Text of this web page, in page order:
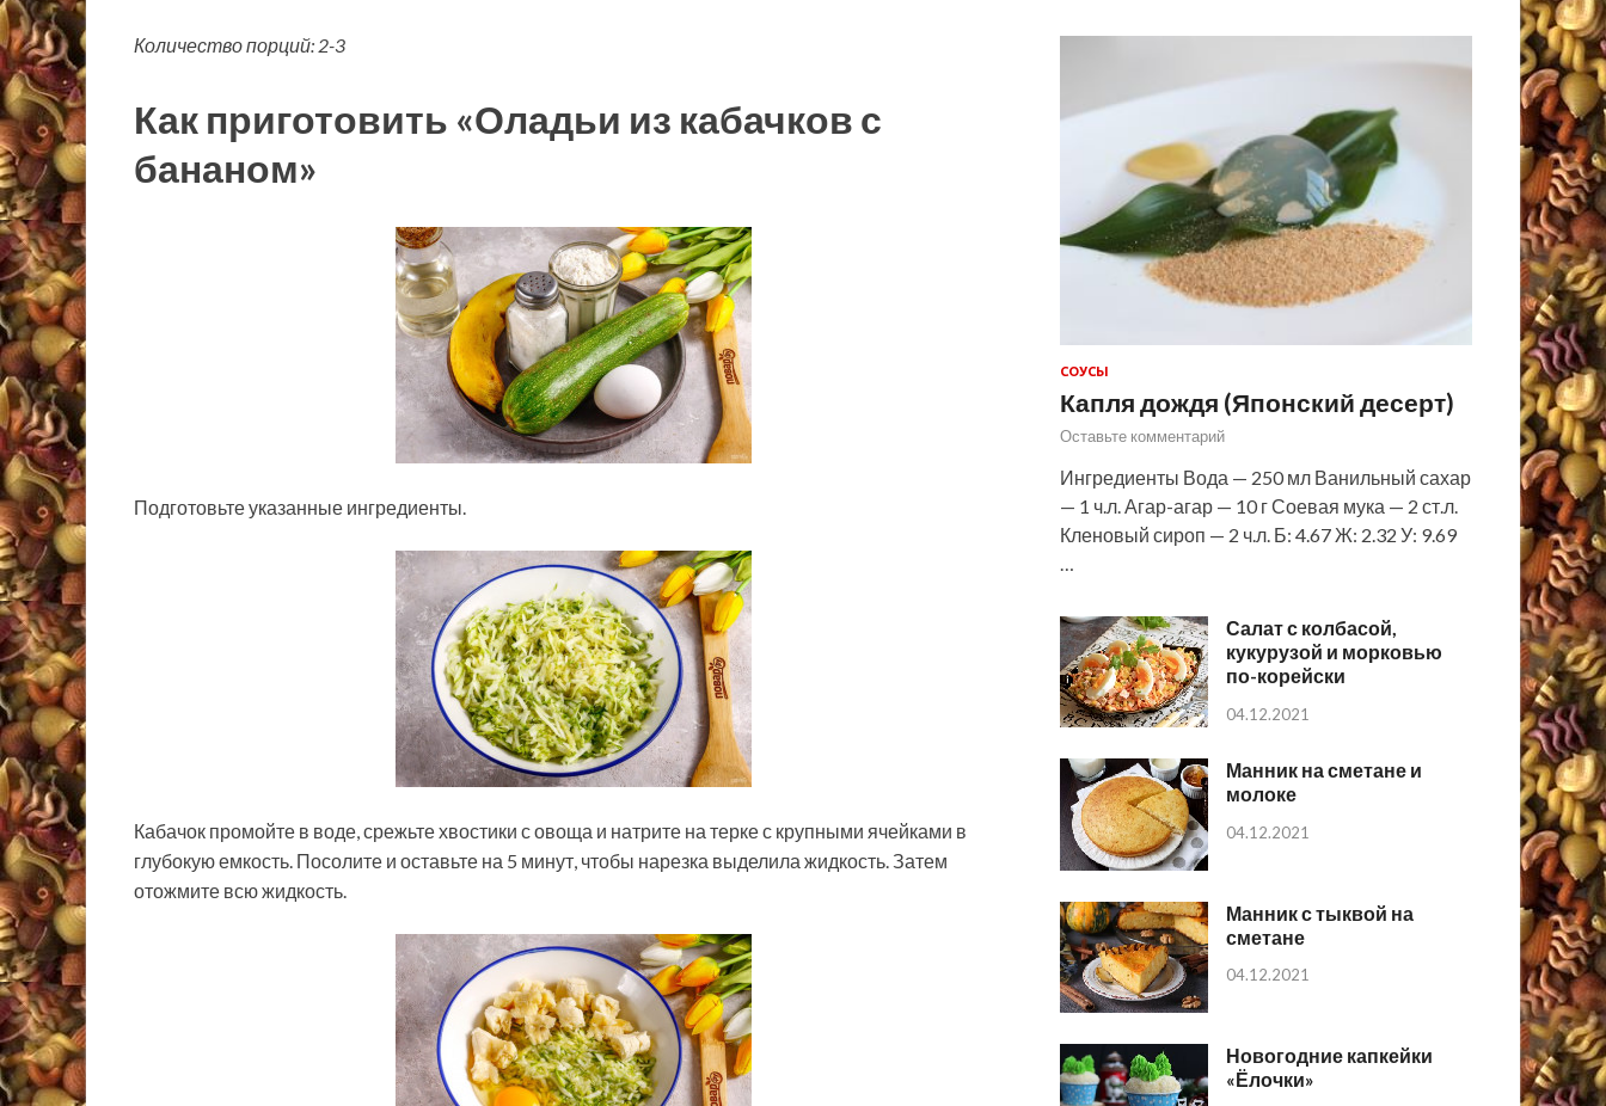
Количество порций: 2-3
Как приготовить «Оладьи из кабачков с
бананом»
Подготовьте указанные ингредиенты.
Кабачок промойте в воде, срежьте хвостики с овоща и натрите на терке с крупными ячейками в
глубокую емкость. Посолите и оставьте на 5 минут, чтобы нарезка выделила жидкость. Затем
отожмите всю жидкость.
СОУСЫ
Капля дождя (Японский десерт)
Оставьте комментарий
Ингредиенты Вода — 250 мл Ванильный сахар
— 1 ч.л. Агар-агар — 10 г Соевая мука — 2 ст.л.
Кленовый сироп — 2 ч.л. Б: 4.67 Ж: 2.32 У: 9.69
…
Салат с колбасой,
кукурузой и морковью
по-корейски
04.12.2021
Манник на сметане и
молоке
04.12.2021
Манник с тыквой на
сметане
04.12.2021
Новогодние капкейки
«Ёлочки»